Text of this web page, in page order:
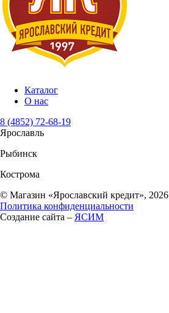
Каталог
О нас
8 (4852) 72-68-19
Ярославль
Рыбинск
Кострома
© Магазин «Ярославский кредит», 2026
Политика конфиденциальности
Создание сайта – ЯСИМ